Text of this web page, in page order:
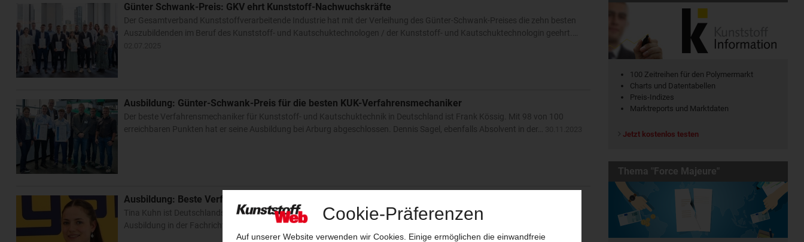
Günter Schwank-Preis: GKV ehrt Kunststoff-Nachwuchskräfte
Der Gesamtverband Kunststoffverarbeitende Industrie hat mit der Verleihung des Günter-Schwank-Preises die zehn besten
Auszubildenden im Beruf des Kunststoff- und Kautschuktechnologen / der Kunststoff- und Kautschuktechnologin geehrt.…
Ausbildung: Günter-Schwank-Preis für die besten KUK-Verfahrensmechaniker
Der beste Verfahrensmechaniker für Kunststoff- und Kautschuktechnik in Deutschland ist Frank Kössig. Mit 98 von 100
erreichbaren Punkten hat er seine Ausbildung bei Arburg abgeschlossen. Dennis Sagel, ebenfalls Absolvent in der…
Ausbildung: Beste Verfahrensmechanikerin Kunststoff- und Kautschuktechnik
Tina Kuhn ist Deutschlands beste Verfahrensmechanikerin für Kunststoff- und Kautschuktechnik. Kuhn absolvierte ihre
Ausbildung in der Fachrichtung Formteile beim Hersteller von Filtersystemen für den Pkw-, Industrie- und…
100 Zeitreihen für den Polymermarkt
Charts und Datentabellen
Preis-Indizes
Marktreports und Marktdaten
Jetzt kostenlos testen
Thema "Force Majeure"